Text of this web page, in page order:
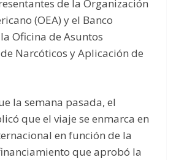
de la Organización
(OEA) y el Banco
Oficina de Asuntos
Narcóticos y Aplicación de
la semana pasada, el
que el viaje se enmarca en
en función de la
que aprobó la